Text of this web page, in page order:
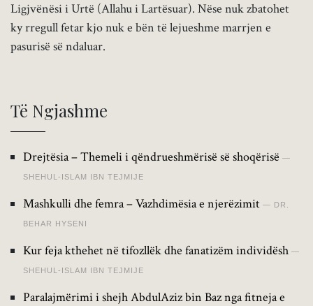
Ligjvënësi i Urtë (Allahu i Lartësuar). Nëse nuk zbatohet
ky rregull fetar kjo nuk e bën të lejueshme marrjen e
pasurisë së ndaluar.
Të Ngjashme
Drejtësia – Themeli i qëndrueshmërisë së shoqërisë
SHEHUL-ISLAM IBN TEJMIJE
Mashkulli dhe femra – Vazhdimësia e njerëzimit DR.
BEHAR HYSENI
Kur feja kthehet në tifozllëk dhe fanatizëm individësh
SHEHUL-ISLAM IBN TEJMIJE
Paralajmërimi i shejh AbdulAziz bin Baz nga fitneja e